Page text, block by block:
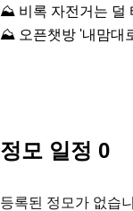
⛰️ 비록 자전거는 덜
⛰️ 오픈챗방 '내맘대
정모 일정 0
등록된 정모가 없습